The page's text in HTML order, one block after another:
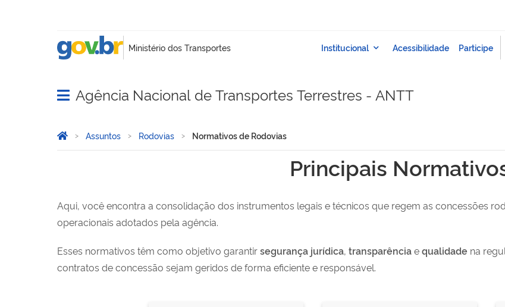
Abrir menu principal de navegação
Agência Nacional de Transportes Terrestres - ANTT
Você está aqui:
Página Inicial
Assuntos Rodovias Normativos de Rodovias
Principais
Aqui, você encontra a consolidação dos instrumentos legais e técnicos que regem as concessões
operacionais adotados pela agência.
Esses normativos têm como objetivo garantirsegurança jurídica, transparênciaequalidade na
contratos de concessão sejam geridos de forma eficiente e responsável.